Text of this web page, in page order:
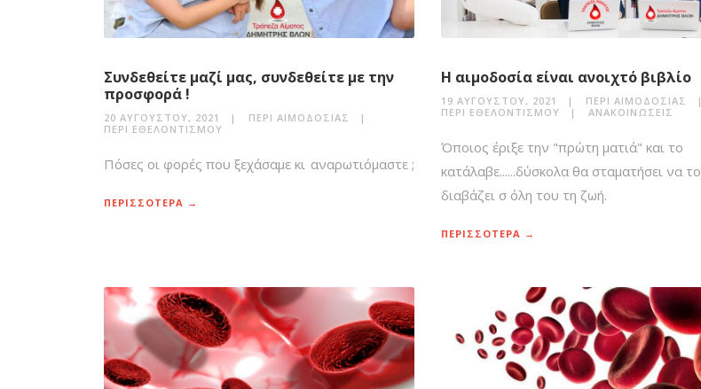
Συνδεθείτε μαζί μας, συνδεθείτε με την
προσφορά !
20 ΑΥΓΟΎΣΤΟΥ, 2021
ΠΕΡΊ ΑΙΜΟΔΟΣΊΑΣ
ΠΕΡΊ ΕΘΕΛΟΝΤΙΣΜΟΎ
Πόσες οι φορές που ξεχάσαμε κι αναρωτιόμαστε ;
ΠΕΡΙΣΣΟΤΕΡΑ →
Η αιμοδοσία είναι ανοιχτό βιβλίο
19 ΑΥΓΟΎΣΤΟΥ, 2021
ΠΕΡΊ ΑΙΜΟΔΟΣΊΑΣ
ΠΕΡΊ ΕΘΕΛΟΝΤΙΣΜΟΎ
ΑΝΑΚΟΙΝΏΣΕΙΣ
Όποιος έριξε την "πρώτη ματιά" και το
κατάλαβε......δύσκολα θα σταματήσει να το
διαβάζει σ όλη του τη ζωή.
ΠΕΡΙΣΣΟΤΕΡΑ →